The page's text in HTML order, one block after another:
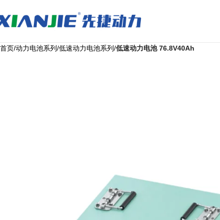
首页 动力电池系列 低速动力电池系列 低速动力电池 76.8V40Ah